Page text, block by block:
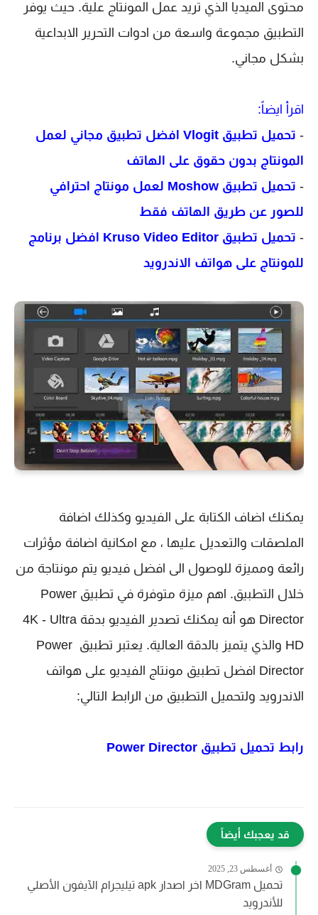
بشكل مجاني.
اقرأ ايضاً:
- تحميل تطبيق Vlogit افضل تطبيق مجاني لعمل
المونتاج بدون حقوق على الهاتف
- تحميل تطبيق Moshow لعمل مونتاج احترافي
للصور عن طريق الهاتف فقط
- تحميل تطبيق Kruso Video Editor افضل برنامج
للمونتاج على هواتف الاندرويد
يمكنك اضاف الكتابة على الفيديو وكذلك اضافة
الملصقات والتعديل عليها ، مع امكانية اضافة مؤثرات
رائعة ومميزة للوصول الى افضل فيديو يتم مونتاجة من
خلال التطبيق. اهم ميزة متوفرة في تطبيق Power
Director هو أنه يمكنك تصدير الفيديو بدقة 4K - Ultra
HD والذي يتميز بالدقة العالية. يعتبر تطبيق
Power
الاندرويد ولتحميل التطبيق من الرابط التالي:
رابط تحميل تطبيق Power Director
قد يعجبك أيضاً
أغسطس 23, 2025
تحميل MDGram اخر اصدار apk تيليجرام الآيفون الأصلي
للأندرويد